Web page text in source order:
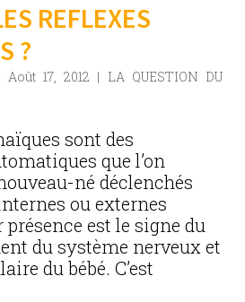
REFLEXES
?
Août 17, 2012 | LA QUESTION DU
sont des
que l’on
né déclenchés
ou externes
présence est le signe du
du système nerveux et
du bébé. C’est